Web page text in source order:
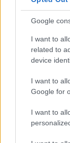
Google
I want to
related to
device
I want to
Google for
I want to
κεντρώο
κέρδισε με
από τις275
βουλευτές,
«Μπαλέν»
αναλάβει